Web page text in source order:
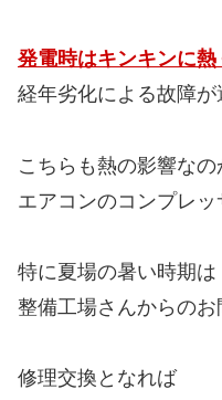
発電時はキンキンに熱
経年劣化による故障が
こちらも熱の影響なの
エアコンのコンプレッ
特に夏場の暑い時期は
整備工場さんからのお
修理交換となれば